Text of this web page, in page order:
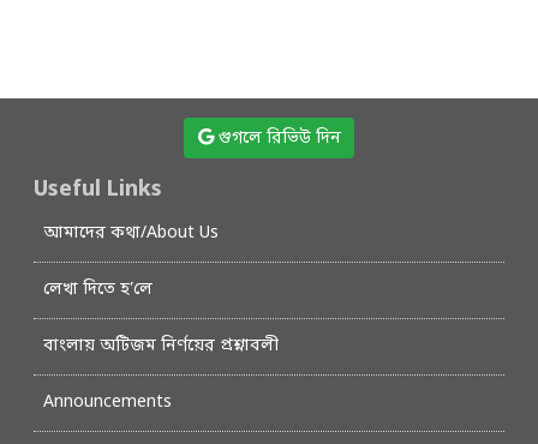
গুগলে রিভিউ দিন
Useful Links
আমাদের কথা/About Us
লেখা দিতে হ’লে
বাংলায় অটিজম নির্ণয়ের প্রশ্নাবলী
Announcements